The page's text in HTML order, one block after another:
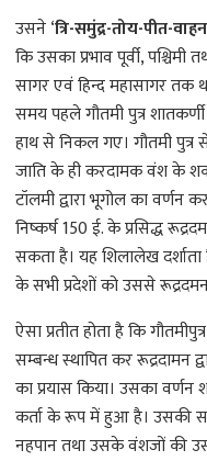
उसने ‘त्रि-समुंद्र-तोय-पीत-वाहन
कि उसका प्रभाव पूर्वी,
सागर एवं हिन्द महासागर तक
समय पहले गौतमी पुत्र
हाथ से निकल गए। गौतमी पुत्र
जाति के ही करदामक वंश के
टॉलमी द्वारा भूगोल का वर्णन
निष्कर्ष 150 ई. के प्रसिद्ध
सकता है। यह शिलालेख दर्शाता
के सभी प्रदेशों को उससे
ऐसा प्रतीत होता है कि
सम्बन्ध स्थापित कर रूद्रदामन
का प्रयास किया। उसका
कर्ता के रूप में हुआ है। उसकी
नहपान तथा उसके वंशजों की